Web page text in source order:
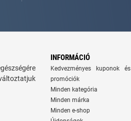
INFORMÁCIÓ
Kedvezményes kuponok és
promóciók
Minden kategória
Minden márka
Minden e-shop